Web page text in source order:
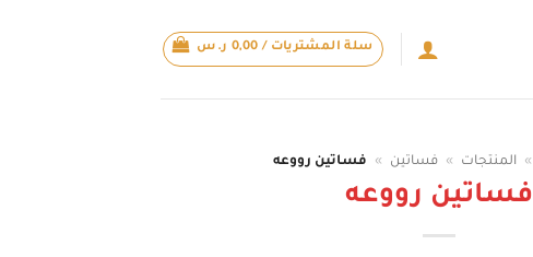
سلة المشتريات / 0,00 ر.س
» المنتجات » فساتين » فساتين رووعه
فساتين رووعه